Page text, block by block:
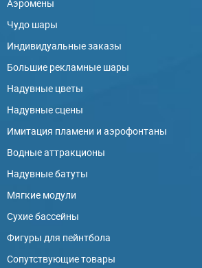
Аэромены
Чудо шары
Индивидуальные заказы
Большие рекламные шары
Надувные цветы
Надувные сцены
Имитация пламени и аэрофонтаны
Водные аттракционы
Надувные батуты
Мягкие модули
Сухие бассейны
Фигуры для пейнтбола
Сопутствующие товары